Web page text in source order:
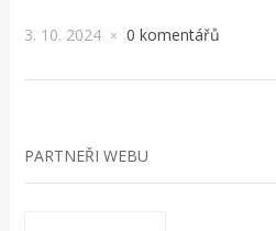
3. 10. 2024 × 0 komentářů
PARTNEŘI WEBU